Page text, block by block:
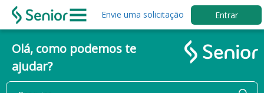
Envie uma solicitação Entrar
Olá, como podemos te
ajudar?